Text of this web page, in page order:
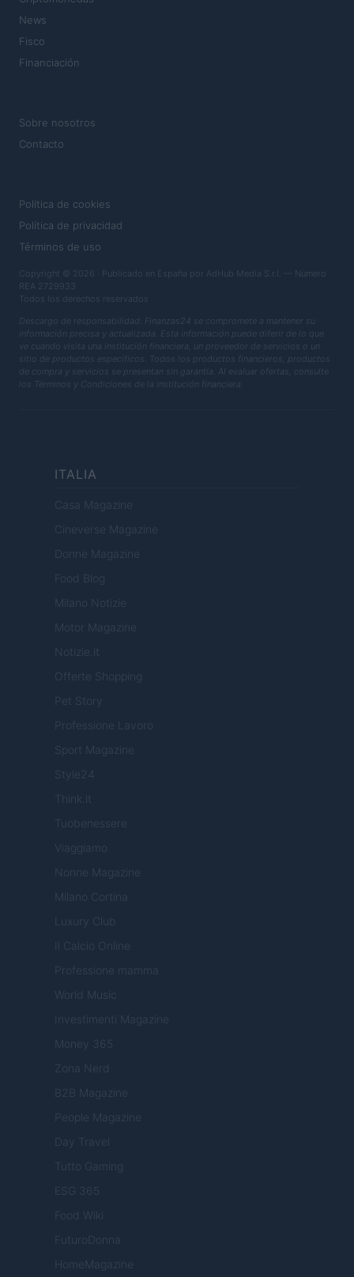
News
Fisco
Financiación
Sobre nosotros
Contacto
Política de cookies
Política de privacidad
Términos de uso
Copyright © 2026 · Publicado en España por AdHub Media S.r.l. — Número
REA 2729933
Todos los derechos reservados
Descargo de responsabilidad: Finanzas24 se compromete a mantener su
información precisa y actualizada. Esta información puede diferir de lo que
ve cuando visita una institución financiera, un proveedor de servicios o un
sitio de productos específicos. Todos los productos financieros, productos
de compra y servicios se presentan sin garantía. Al evaluar ofertas, consulte
los Términos y Condiciones de la institución financiera.
ITALIA
Casa Magazine
Cineverse Magazine
Donne Magazine
Food Blog
Milano Notizie
Motor Magazine
Notizie.it
Offerte Shopping
Pet Story
Professione Lavoro
Sport Magazine
Style24
Think.it
Tuobenessere
Viaggiamo
Nonne Magazine
Milano Cortina
Luxury Club
Il Calcio Online
Professione mamma
World Music
Investimenti Magazine
Money 365
Zona Nerd
B2B Magazine
People Magazine
Day Travel
Tutto Gaming
ESG 365
Food Wiki
FuturoDonna
HomeMagazine